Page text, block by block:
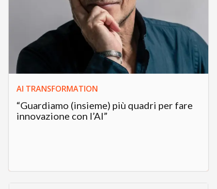
AI TRANSFORMATION
“Guardiamo (insieme) più quadri per fare
innovazione con l’AI”